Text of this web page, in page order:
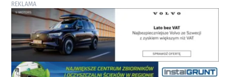
REKLAMA